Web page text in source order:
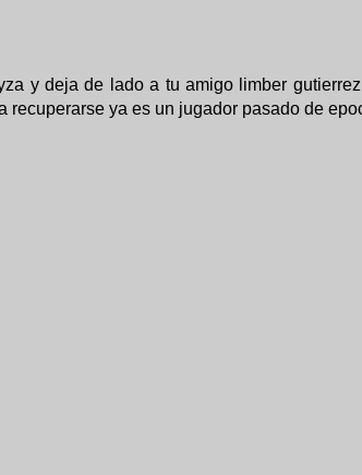
y deja de lado a tu amigo limber
recuperarse ya es un jugador pasado de